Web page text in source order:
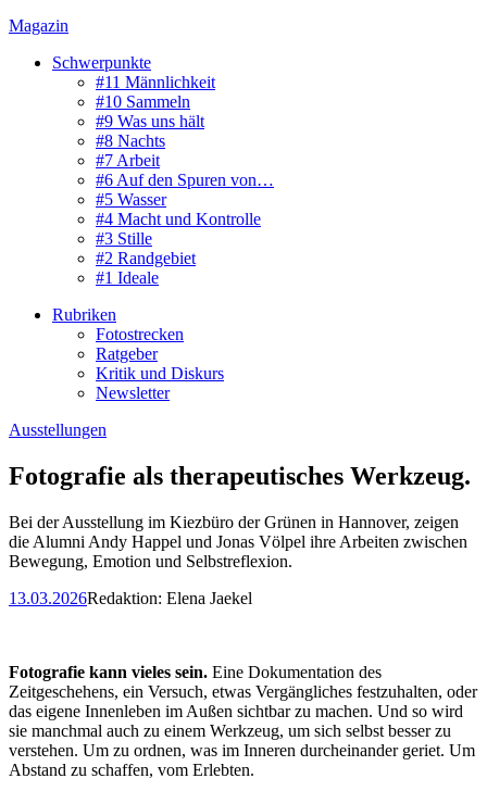
Magazin
Schwerpunkte
#11 Männlichkeit
#10 Sammeln
#9 Was uns hält
#8 Nachts
#7 Arbeit
#6 Auf den Spuren von…
#5 Wasser
#4 Macht und Kontrolle
#3 Stille
#2 Randgebiet
#1 Ideale
Rubriken
Fotostrecken
Ratgeber
Kritik und Diskurs
Newsletter
Ausstellungen
Fotografie als therapeutisches Werkzeug.
Bei der Ausstellung im Kiezbüro der Grünen in Hannover, zeigen
die Alumni Andy Happel und Jonas Völpel ihre Arbeiten zwischen
Bewegung, Emotion und Selbstreflexion.
13.03.2026Redaktion: Elena Jaekel
Fotografie kann vieles sein. Eine Dokumentation des
Zeitgeschehens, ein Versuch, etwas Vergängliches festzuhalten, oder
das eigene Innenleben im Außen sichtbar zu machen. Und so wird
sie manchmal auch zu einem Werkzeug, um sich selbst besser zu
verstehen. Um zu ordnen, was im Inneren durcheinander geriet. Um
Abstand zu schaffen, vom Erlebten.